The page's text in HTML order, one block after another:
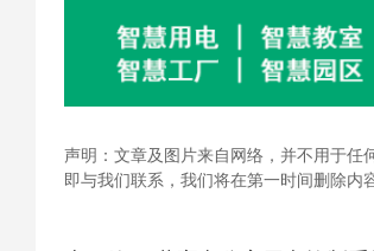
声明：文章及图片来自网络，并不用于任
即与我们联系，我们将在第一时间删除内